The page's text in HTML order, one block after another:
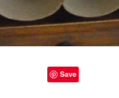
Save